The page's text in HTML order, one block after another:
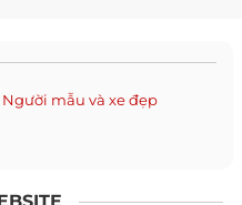
Người mẫu và xe đẹp